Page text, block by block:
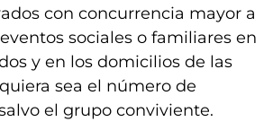
con concurrencia mayor a
sociales o familiares en
y en los domicilios de las
sea el número de
el grupo conviviente.